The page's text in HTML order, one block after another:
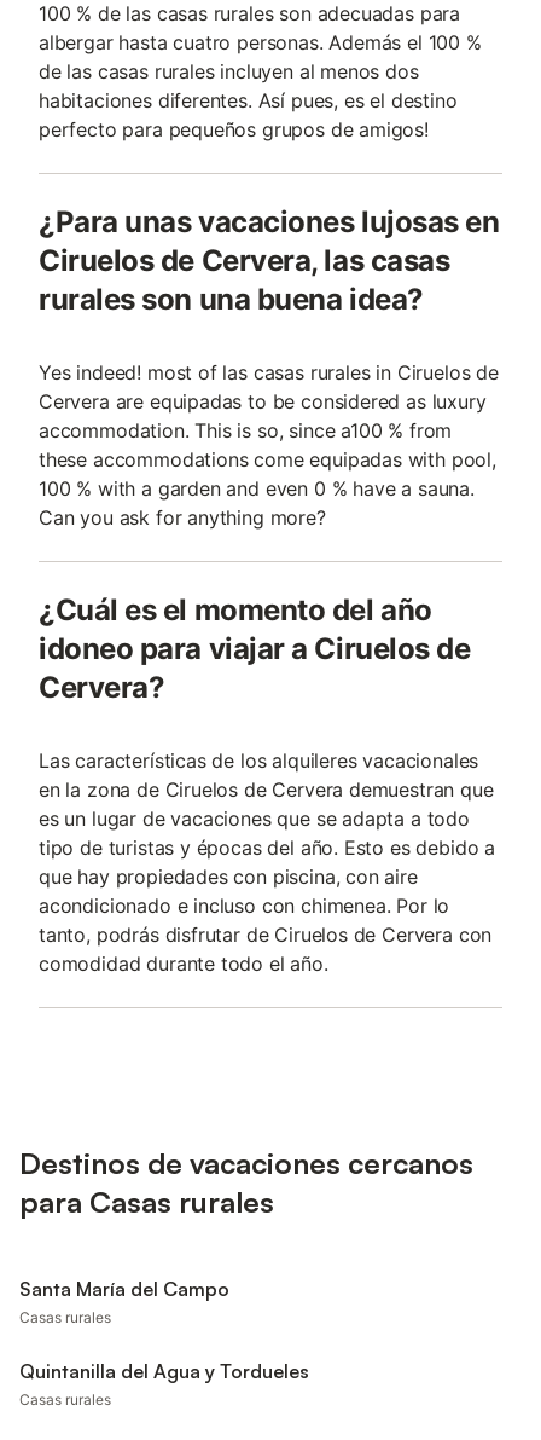
100 % de las casas rurales son adecuadas para
albergar hasta cuatro personas. Además el 100 %
de las casas rurales incluyen al menos dos
habitaciones diferentes. Así pues, es el destino
perfecto para pequeños grupos de amigos!
¿Para unas vacaciones lujosas en
Ciruelos de Cervera, las casas
rurales son una buena idea?
Yes indeed! most of las casas rurales in Ciruelos de
Cervera are equipadas to be considered as luxury
accommodation. This is so, since a100 % from
these accommodations come equipadas with pool,
100 % with a garden and even 0 % have a sauna.
Can you ask for anything more?
¿Cuál es el momento del año
idoneo para viajar a Ciruelos de
Cervera?
Las características de los alquileres vacacionales
en la zona de Ciruelos de Cervera demuestran que
es un lugar de vacaciones que se adapta a todo
tipo de turistas y épocas del año. Esto es debido a
que hay propiedades con piscina, con aire
acondicionado e incluso con chimenea. Por lo
tanto, podrás disfrutar de Ciruelos de Cervera con
comodidad durante todo el año.
Destinos de vacaciones cercanos
para Casas rurales
Santa María del Campo
Casas rurales
Quintanilla del Agua y Tordueles
Casas rurales